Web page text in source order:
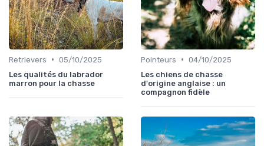
Retrievers • 05/10/2025
Les qualités du labrador
marron pour la chasse
Pointeurs • 04/10/2025
Les chiens de chasse
d'origine anglaise : un
compagnon fidèle